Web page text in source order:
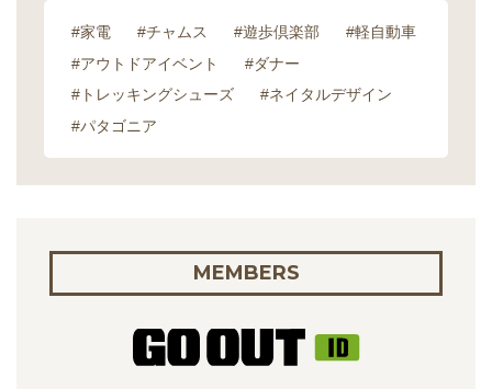
#家電 #チャムス #遊歩倶楽部
#軽自動車
#アウトドアイベント
#ダナー
#トレッキングシューズ
#ネイタルデザイン
#パタゴニア
MEMBERS